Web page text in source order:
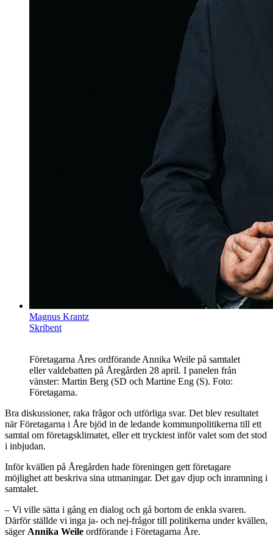
Magnus Krantz
Skribent
Företagarna Åres ordförande Annika Weile på samtalet
eller valdebatten på Åregården 28 april. I panelen från
vänster: Martin Berg (SD och Martine Eng (S). Foto:
Företagarna.
Bra diskussioner, raka frågor och utförliga svar. Det blev resultatet
när Företagarna i Åre bjöd in de ledande kommunpolitikerna till ett
samtal om företagsklimatet, eller ett trycktest inför valet som det stod
i inbjudan.
Inför kvällen på Åregården hade föreningen gett företagare
möjlighet att beskriva sina utmaningar. Det gav djup och inramning i
samtalet.
– Vi ville sätta i gång en dialog och gå bortom de enkla svaren.
Därför ställde vi inga ja- och nej-frågor till politikerna under kvällen,
säger Annika Weile ordförande i Företagarna Åre.